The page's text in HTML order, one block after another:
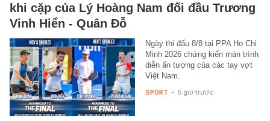
khi cặp của Lý Hoàng Nam đối đầu Trương
Vinh Hiển - Quân Đỗ
Ngày thi đấu 8/8 tại PPA Ho Chi
Minh 2026 chứng kiến màn trình
diễn ấn tượng của các tay vợt
Việt Nam.
SPORT - 5 giờ trước